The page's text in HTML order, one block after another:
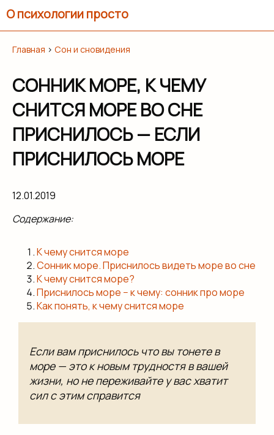
О психологии просто
Главная › Сон и сновидения
СОННИК МОРЕ, К ЧЕМУ
СНИТСЯ МОРЕ ВО СНЕ
ПРИСНИЛОСЬ — ЕСЛИ
ПРИСНИЛОСЬ МОРЕ
12.01.2019
Содержание:
К чему снится море
Сонник море. Приснилось видеть море во сне
К чему снится море?
Приснилось море − к чему: сонник про море
Как понять, к чему снится море
Если вам приснилось что вы тонете в
море — это к новым трудностя в вашей
жизни, но не переживайте у вас хватит
сил с этим справится